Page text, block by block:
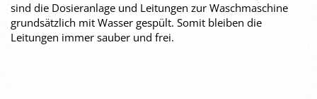
sind die Dosieranlage und Leitungen zur Waschmaschine
grundsätzlich mit Wasser gespült. Somit bleiben die
Leitungen immer sauber und frei.